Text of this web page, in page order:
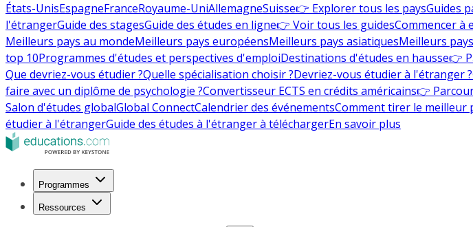
États-UnisEspagneFranceRoyaume-UniAllemagneSuisse👉 Explorer tous les paysGuides
l'étrangerGuide des stagesGuide des études en ligne👉 Voir tous les guidesCommencer à
Meilleurs pays au mondeMeilleurs pays européensMeilleurs pays asiatiquesMeilleurs
top 10Programmes d'études et perspectives d'emploiDestinations d'études en hausse👉
Que devriez-vous étudier ?Quelle spécialisation choisir ?Devriez-vous étudier à l'étranger ?
faire avec un diplôme de psychologie ?Convertisseur ECTS en crédits américains👉
Salon d'études globalGlobal ConnectCalendrier des événementsComment tirer le meilleur
étudier à l'étrangerGuide des études à l'étranger à téléchargerEn savoir plus
Programmes
Ressources